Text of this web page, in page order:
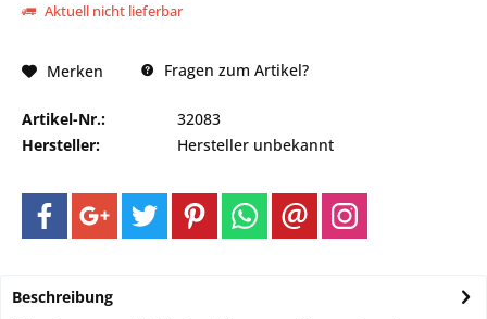
Aktuell nicht lieferbar
Merken Fragen zum Artikel?
Artikel-Nr.:
32083
Hersteller:
Hersteller unbekannt
Beschreibung